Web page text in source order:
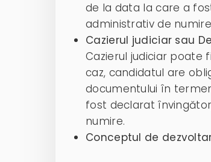
de la data la care a
administrativ de
Cazierul judiciar sau
Cazierul judiciar poate
caz, candidatul are
documentului în
fost declarat
numire.
Conceptul de